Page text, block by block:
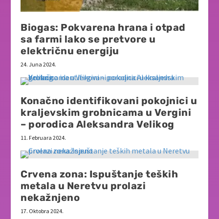
Biogas: Pokvarena hrana i otpad
sa farmi lako se pretvore u
električnu energiju
24. Juna 2024.
Konačno identifikovani pokojnici u
kraljevskim grobnicama u Vergini
– porodica Aleksandra Velikog
11. Februara 2024.
Crvena zona: Ispuštanje teških
metala u Neretvu prolazi
nekažnjeno
17. Oktobra 2024.